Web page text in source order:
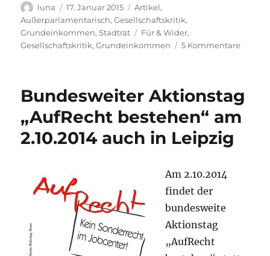
Autor
luna
Veröffentlicht
am
17. Januar 2015 Kategorien
Artikel,
Außerparlamentarisch,Gesellschaftskritik,
Grundeinkommen,Stadtrat Schlagwörter
Für & Wider,
Gesellschaftskritik,Grundeinkommen 5 Kommentarezu
Kosten
der
Bundesweiter Aktionstag
„AufRecht bestehen“ am
2.10.2014 auch in Leipzig
Am 2.10.2014
findet der
bundesweite
Aktionstag
„AufRecht